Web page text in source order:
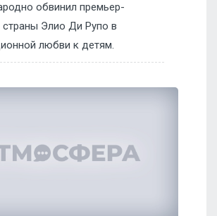
обвинил премьер-
страны Элио Ди Рупо в
любви к детям.